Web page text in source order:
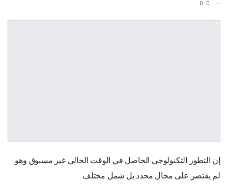
إن التطور التكنولوجي الحاصل في الوقت الحالي غير مسبوق وهو
لم يقتصر على مجال محدد بل شمل مختلف